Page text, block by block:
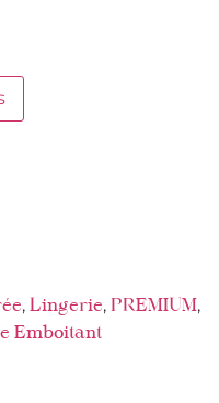
, Lingerie, PREMIUM,
Emboitant